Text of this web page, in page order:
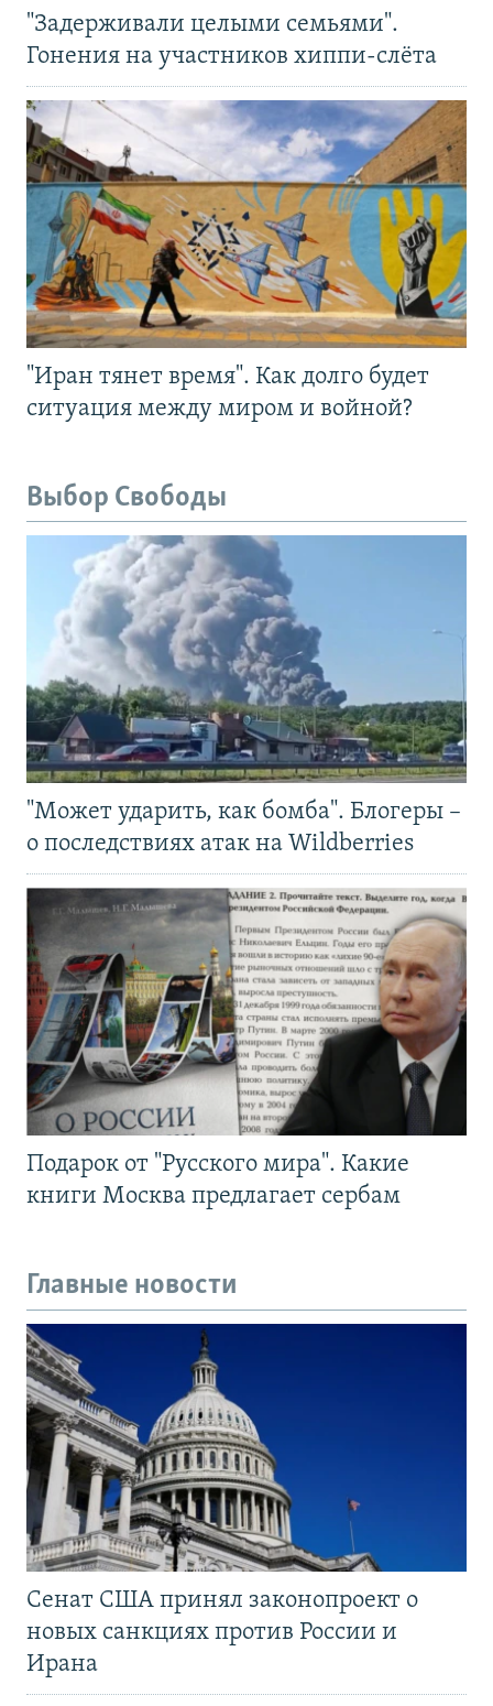
"Задерживали целыми семьями".
Гонения на участников хиппи-слёта
"Иран тянет время". Как долго будет
ситуация между миром и войной?
Выбор Свободы
"Может ударить, как бомба". Блогеры –
о последствиях атак на Wildberries
Подарок от "Русского мира". Какие
книги Москва предлагает сербам
Главные новости
Сенат США принял законопроект о
новых санкциях против России и
Ирана